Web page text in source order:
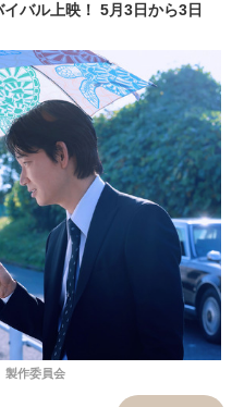
バル上映！ 5月3日から3日
製作委員会